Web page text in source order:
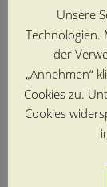
Unsere
Technologien.
der
„Annehmen“
Cookies zu.
Cookies